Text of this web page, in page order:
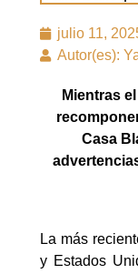
julio 11,
Autor(es):
Mientras
Casa
La más
y Estados